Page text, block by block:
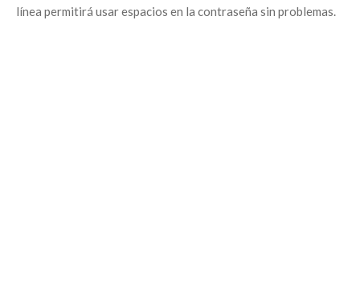
línea permitirá usar espacios en la contraseña sin problemas.